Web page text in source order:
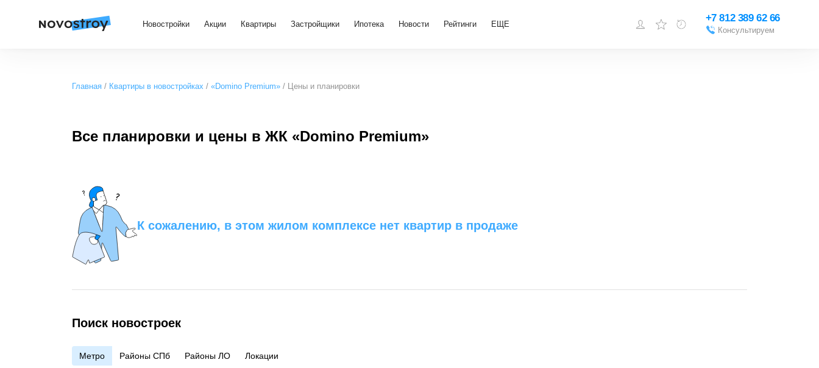
Новостройки Акции Квартиры Застройщики Ипотека Новости Рейтинги ЕЩЕ
+7 812 389 62 66
Консультируем
Главная Квартиры в новостройках «Domino Premium» Цены и планировки
Все планировки и цены в ЖК «Domino Premium»
К сожалению, в этом жилом комплексе нет квартир в продаже
Поиск новостроек
Метро Районы СПб Районы ЛО Локации